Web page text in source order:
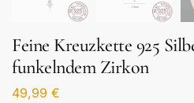
Feine Kreuzkette 925
funkelndem Zirkon
49,99 €